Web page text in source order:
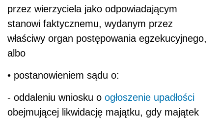
przez wierzyciela jako odpowiadającym
stanowi faktycznemu, wydanym przez
właściwy organ postępowania egzekucyjnego,
albo
• postanowieniem sądu o:
- oddaleniu wniosku o ogłoszenie upadłości
obejmującej likwidację majątku, gdy majątek